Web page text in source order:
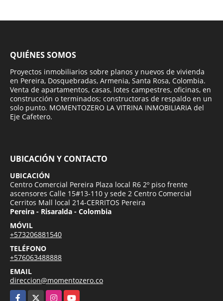
QUIÉNES SOMOS
Proyectos inmobiliarios sobre planos y nuevos de vivienda
en Pereira, Dosquebradas, Armenia, Santa Rosa, Colombia.
Venta de apartamentos, casas, lotes campestres, oficinas, en
construcción o terminados; constructoras de respaldo en un
solo punto. MOMENTOZERO LA VITRINA INMOBILIARIA del
Eje Cafetero.
UBICACIÓN Y CONTACTO
UBICACIÓN
Centro Comercial Pereira Plaza local R6 2º piso frente
ascensores Calle 15#13-110 y sede 2 Centro Comercial
Cerritos Mall local 214-CERRITOS Pereira
Pereira - Risaralda - Colombia
MÓVIL
+573206881540
TELÉFONO
+576063488888
EMAIL
direccion@momentozero.co
Facebook
InstagramYouTube